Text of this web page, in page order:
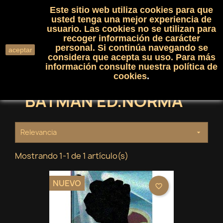
shopping_cart(0)

search
BATMAN ED.NORMA
Relevancia 
Mostrando 1-1 de 1 artículo(s)
NUEVO favorite_border
aceptar
Este sitio web utiliza cookies para que
usted tenga una mejor experiencia de
usuario. Las cookies no se utilizan para
recoger información de carácter
personal. Si continúa navegando se
considera que acepta su uso. Para más
información consulte nuestra política de
cookies.